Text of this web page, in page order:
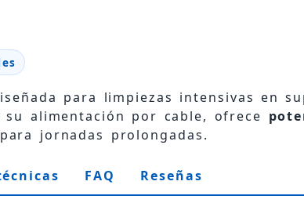
para limpiezas intensivas en
alimentación por cable, ofrece
jornadas prolongadas.
FAQ Reseñas